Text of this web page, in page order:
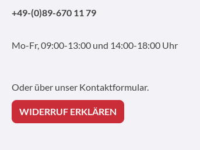
+49-(0)89-670 11 79
Mo-Fr, 09:00-13:00 und 14:00-18:00 Uhr
Oder über unser Kontaktformular.
WIDERRUF ERKLÄREN